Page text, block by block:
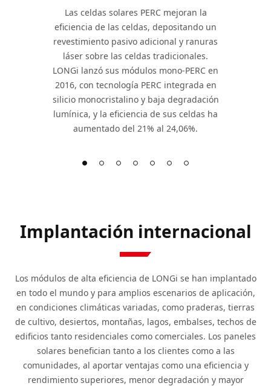
Las celdas solares PERC mejoran la
eficiencia de las celdas, depositando un
revestimiento pasivo adicional y ranuras
láser sobre las celdas tradicionales.
LONGi lanzó sus módulos mono-PERC en
2016, con tecnología PERC integrada en
silicio monocristalino y baja degradación
lumínica, y la eficiencia de sus celdas ha
aumentado del 21% al 24,06%.
Implantación internacional
Los módulos de alta eficiencia de LONGi se han implantado
en todo el mundo y para amplios escenarios de aplicación,
en condiciones climáticas variadas, como praderas, tierras
de cultivo, desiertos, montañas, lagos, embalses, techos de
edificios tanto residenciales como comerciales. Los paneles
solares benefician tanto a los clientes como a las
comunidades, al aportar ventajas como una eficiencia y
rendimiento superiores, menor degradación y mayor